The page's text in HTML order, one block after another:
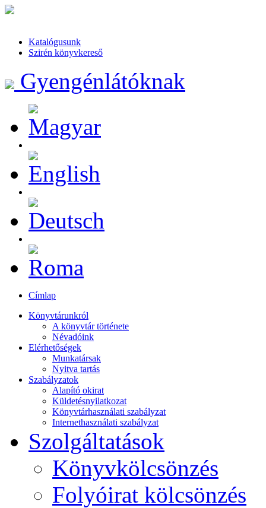
Katalógusunk
Szirén könyvkereső
Gyengénlátóknak
Címlap
Könyvtárunkról
A könyvtár története
Névadóink
Elérhetőségek
Munkatársak
Nyitva tartás
Szabályzatok
Alapító okirat
Küldetésnyilatkozat
Könyvtárhasználati szabályzat
Internethasználati szabályzat
Szolgáltatások
Könyvkölcsönzés
Folyóirat kölcsönzés